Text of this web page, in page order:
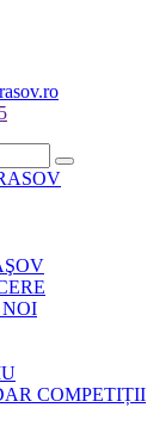
NOI
COMPETIȚII